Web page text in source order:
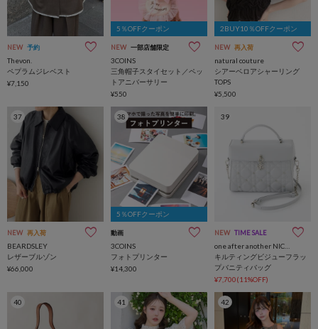
NEW 予約
Thevon.
ペプラムジレベスト
¥7,150
5％OFFクーポン
NEW 一部店舗限定
3COINS
三角帽子スタイセット／ペッ
トアニバーサリー
¥550
2BUY10％OFFクーポン
NEW 再入荷
natural couture
シアーベロアシャーリング
TOPS
¥5,500
37
NEW 再入荷
BEARDSLEY
レザーブルゾン
¥66,000
38
5％OFFクーポン
動画
3COINS
フォトプリンター
¥14,300
39
NEW TIME SALE
キルティングビジューフラッ
プバニティバッグ
¥7,700(11%OFF)
40 41 42